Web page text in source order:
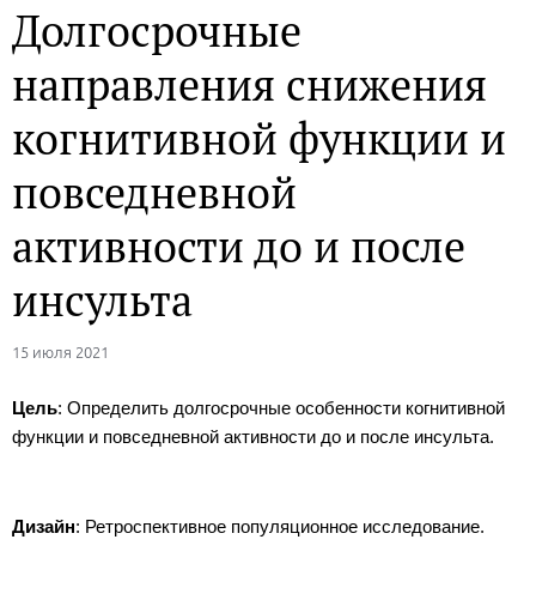
Долгосрочные
направления снижения
когнитивной функции и
повседневной
активности до и после
инсульта
15 июля 2021
Цель: Определить долгосрочные особенности когнитивной
функции и повседневной активности до и после инсульта.
Дизайн: Ретроспективное популяционное исследование.